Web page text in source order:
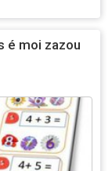
é moi zazou